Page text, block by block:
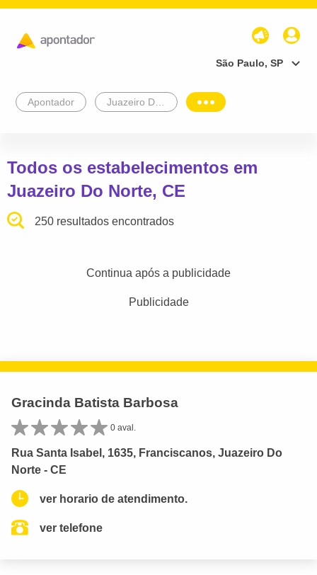
São Paulo, SP
Apontador
Todos os estabelecimentos em
Juazeiro Do Norte, CE
250 resultados encontrados
Continua após a publicidade
Publicidade
Gracinda Batista Barbosa
0 aval.
Rua Santa Isabel, 1635, Franciscanos, Juazeiro Do
Norte - CE
ver horario de atendimento.
ver telefone